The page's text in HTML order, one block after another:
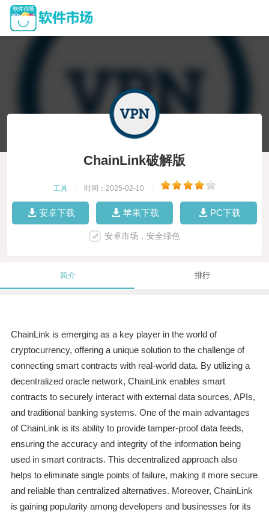
ChainLink破解版
工具 时间：2025-02-10
安卓下载 苹果下载 PC下载
安卓市场，安全绿色
简介 排行
ChainLink is emerging as a key player in the world of
cryptocurrency, offering a unique solution to the challenge of
connecting smart contracts with real-world data. By utilizing a
decentralized oracle network, ChainLink enables smart
contracts to securely interact with external data sources, APIs,
and traditional banking systems. One of the main advantages
of ChainLink is its ability to provide tamper-proof data feeds,
ensuring the accuracy and integrity of the information being
used in smart contracts. This decentralized approach also
helps to eliminate single points of failure, making it more secure
and reliable than centralized alternatives. Moreover, ChainLink
is gaining popularity among developers and businesses for its